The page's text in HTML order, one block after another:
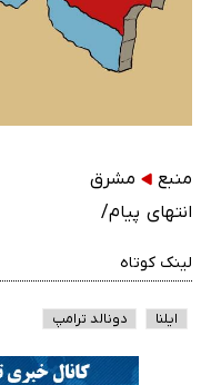
منبع
مشرق
انتهای پیام/
لینک کوتاه
ایلنا دونالد ترامپ